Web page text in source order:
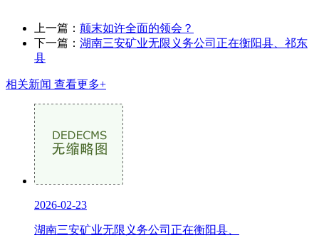
上一篇： 颠末如许全面的领会？
下一篇： 湖南三安矿业无限义务公司正在衡阳县、祁东
县
相关新闻 查看更多+
2026-02-23
湖南三安矿业无限义务公司正在衡阳县、